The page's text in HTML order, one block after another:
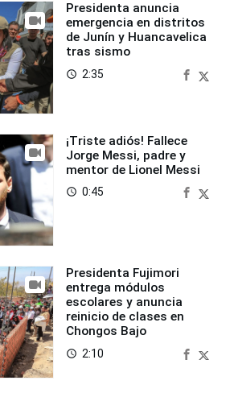
Presidenta anuncia
emergencia en distritos
de Junín y Huancavelica
tras sismo
access_time 2:35
¡Triste adiós! Fallece
Jorge Messi, padre y
mentor de Lionel Messi
access_time 0:45
Presidenta Fujimori
entrega módulos
escolares y anuncia
reinicio de clases en
Chongos Bajo
access_time 2:10